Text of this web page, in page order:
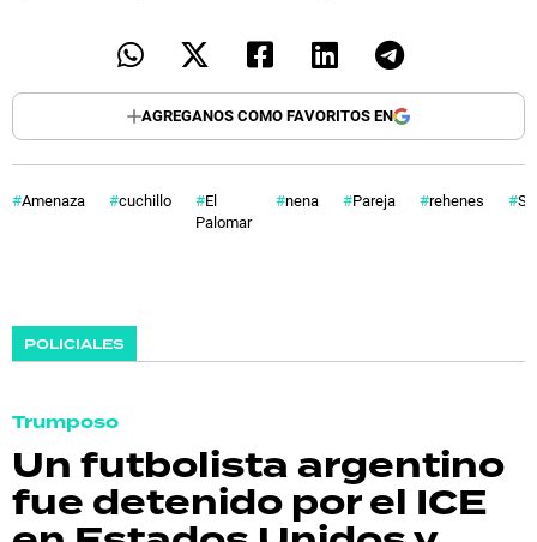
AGREGANOS COMO FAVORITOS EN
Amenaza cuchillo
El
Palomar
nena Pareja rehenes
POLICIALES
Trumposo
Un futbolista argentino
fue detenido por el ICE